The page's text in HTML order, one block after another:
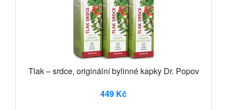
Tlak – srdce, originální bylinné kapky Dr. Popov
449 Kč